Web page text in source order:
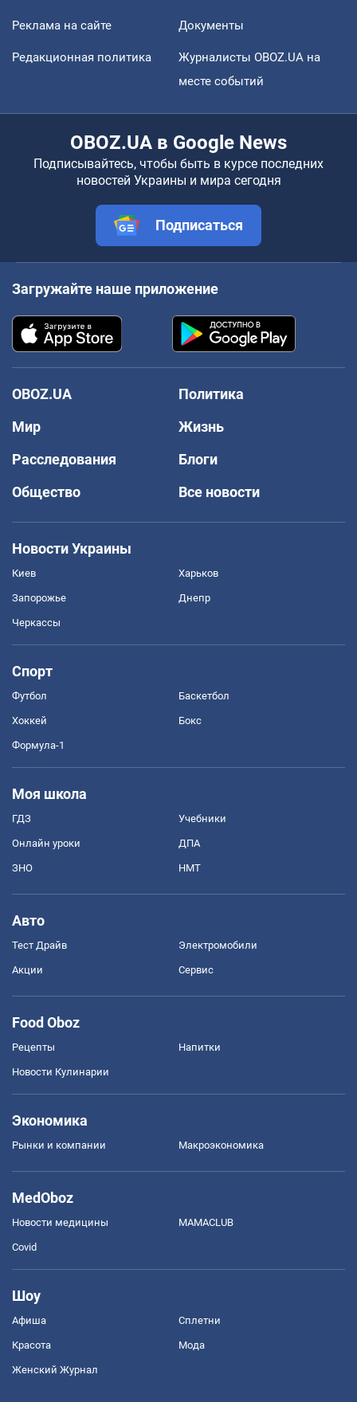
Реклама на сайте Документы
Редакционная политика
Журналисты OBOZ.UA на
месте событий
OBOZ.UA в Google News
Подписывайтесь, чтобы быть в курсе последних
новостей Украины и мира сегодня
Подписаться
Загружайте наше приложение
OBOZ.UA
Политика
Мир
Жизнь
Расследования
Блоги
Общество
Все новости
Новости Украины
Киев Харьков
Запорожье Днепр
Черкассы
Спорт
Футбол Баскетбол
Хоккей Бокс
Формула-1
Моя школа
ГДЗ Учебники
Онлайн уроки ДПА
ЗНО НМТ
Авто
Тест Драйв Электромобили
Акции Сервис
Food Oboz
Рецепты Напитки
Новости Кулинарии
Экономика
Рынки и компании Mакроэкономика
MedOboz
Новости медицины MAMACLUB
Covid
Шоу
Афиша Сплетни
Красота Мода
Женский Журнал